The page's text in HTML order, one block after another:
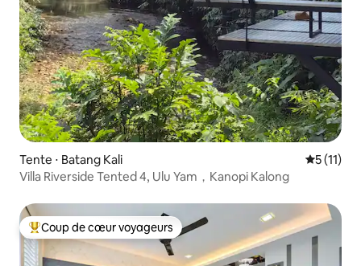
Tente ⋅ Batang Kali
5 (11)
Villa Riverside Tented 4, Ulu Yam，Kanopi Kalong
Coups de cœur voyageurs les plus appréciés
Coup de cœur voyageurs